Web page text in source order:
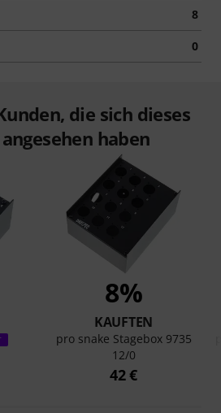
8
0
die sich dieses
haben
8%
KAUFTEN
pro snake Stagebox 9735
12/0
42 €